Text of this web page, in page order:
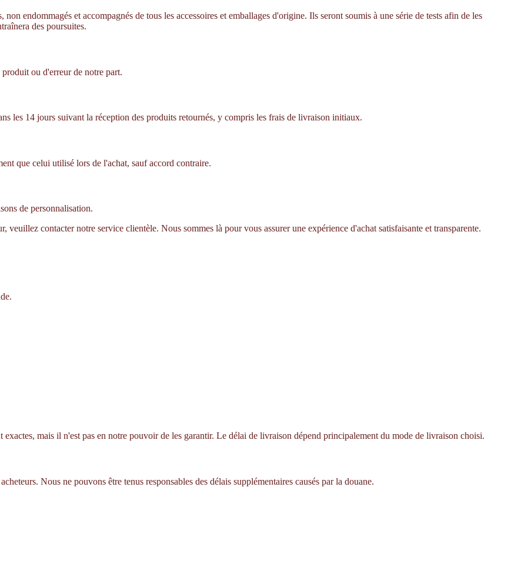
endommagés et accompagnés de tous les accessoires et emballages d'origine. Ils seront soumis à une série de tests afin de les
des poursuites.
ou d'erreur de notre part.
les 14 jours suivant la réception des produits retournés, y compris les frais de livraison initiaux.
que celui utilisé lors de l'achat, sauf accord contraire.
de personnalisation.
contacter notre service clientèle. Nous sommes là pour vous assurer une expérience d'achat satisfaisante et transparente.
mais il n'est pas en notre pouvoir de les garantir. Le délai de livraison dépend principalement du mode de livraison choisi.
Nous ne pouvons être tenus responsables des délais supplémentaires causés par la douane.